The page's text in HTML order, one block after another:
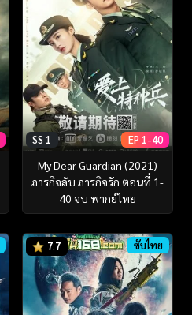
SS 1 EP 1-40
My Dear Guardian (2021)
ภารกิจลับ ภารกิจรัก ตอนที่ 1-
40 จบ พากย์ไทย
7.7 ซับไทย